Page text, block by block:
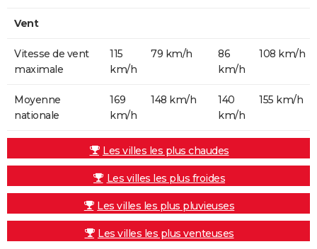
Vent
Vitesse de vent
maximale
115
km/h
79 km/h
86
km/h
108 km/h
Moyenne
nationale
169
km/h
148 km/h
140
km/h
155 km/h
Les villes les plus chaudes
Les villes les plus froides
Les villes les plus pluvieuses
Les villes les plus venteuses